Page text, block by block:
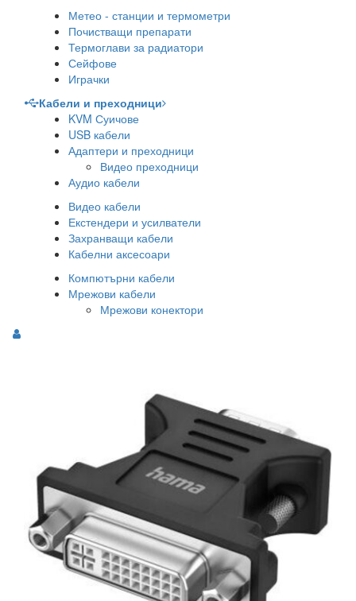
Метео - станции и термометри
Почистващи препарати
Термоглави за радиатори
Сейфове
Играчки
Кабели и преходници
KVM Суичове
USB кабели
Адаптери и преходници
Видео преходници
Аудио кабели
Видео кабели
Екстендери и усилватели
Захранващи кабели
Кабелни аксесоари
Компютърни кабели
Мрежови кабели
Мрежови конектори